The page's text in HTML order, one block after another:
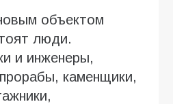
объектом
люди.
и инженеры,
каменщики,